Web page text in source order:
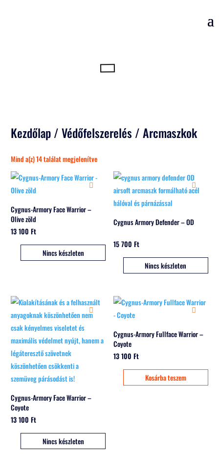
Kezdőlap/Védőfelszerelés / Arcmaszkok
Mind a(z) 14 találat megjelenítveSorted
popularity
Cygnus-Armory Face Warrior –
Olive zöld
13 100Ft
Nincs készleten
Cygnus Armory Defender – OD
15 700Ft
Nincs készleten
Cygnus-Armory Face Warrior –
Coyote
13 100Ft
Nincs készleten
Cygnus-Armory Fullface Warrior –
Coyote
13 100Ft
Kosárba teszem